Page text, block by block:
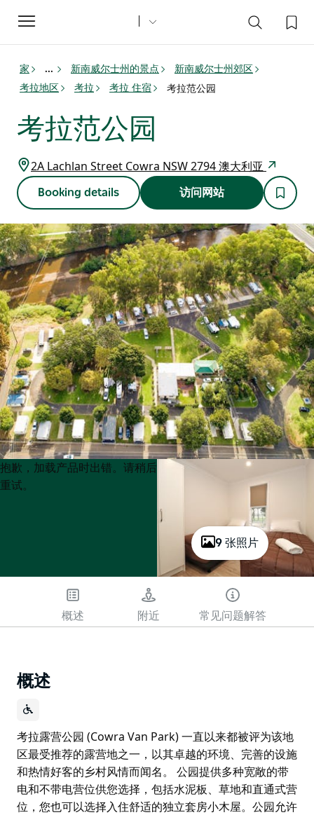
Toggle
navigation
家 ... 新南威尔士州的景点
新南威尔士州郊区
考拉地区
考拉 考拉 住宿 考拉范公园
考拉范公园
2A Lachlan Street Cowra NSW 2794 澳大利亚
Booking details 访问网站
9 张照片
Product
List
Product
List
抱歉，加载产品时出错。请稍后
重试。
概述 附近 常见问题解答
概述
考拉露营公园 (Cowra Van Park) 一直以来都被评为该地
区最受推荐的露营地之一，以其卓越的环境、完善的设施
和热情好客的乡村风情而闻名。 公园提供多种宽敞的带
电和不带电营位供您选择，包括水泥板、草地和直通式营
位，您也可以选择入住舒适的独立套房小木屋。公园允许